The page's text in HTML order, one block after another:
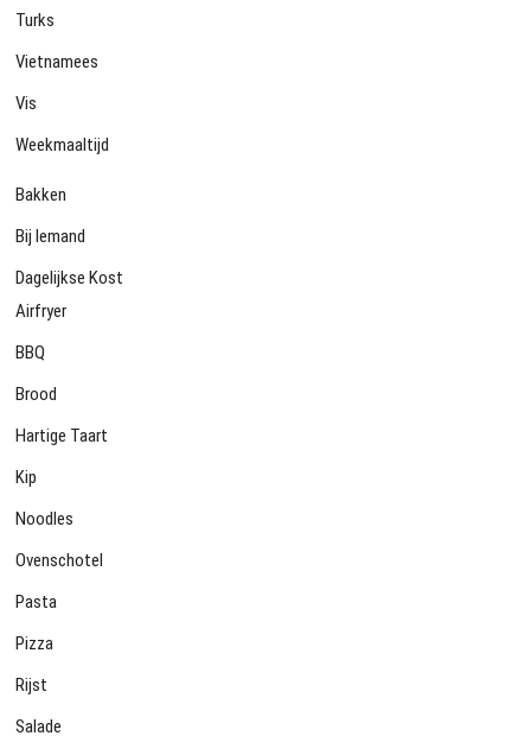
Turks
Vietnamees
Vis
Weekmaaltijd
Bakken
Bij Iemand
Dagelijkse Kost
Airfryer
BBQ
Brood
Hartige Taart
Kip
Noodles
Ovenschotel
Pasta
Pizza
Rijst
Salade